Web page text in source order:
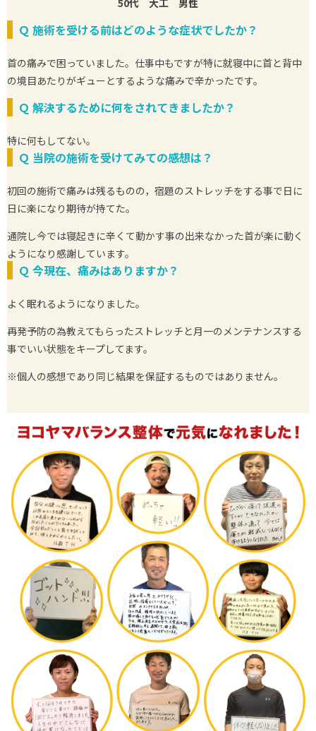
Ｑ 施術を受ける前はどのような症状でしたか？
首の痛みで困っていました。仕事中もですが特に就寝中に首と背中
の境目あたりがギューとするような痛みで辛かったです。
Ｑ 解決するために何をされてきましたか？
特に何もしてない。
Ｑ 当院の施術を受けてみての感想は？
初回の施術で痛みは残るものの，宿題のストレッチをする事で日に
日に楽になり期待が持てた。
通院し今では寝起きに辛くて動かす事の出来なかった首が楽に動く
ようになり感謝しています。
Ｑ 今現在、痛みはありますか？
よく眠れるようになりました。
再発予防の為教えてもらったストレッチと月一のメンテナンスする
事でいい状態をキープしてます。
※個人の感想であり同じ結果を保証するものではありません。